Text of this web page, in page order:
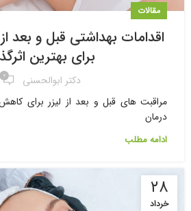
مقالات
اقدامات بهداشتی قبل و بعد
برای بهترین
دکتر ابوالحسنی ۰
مراقبت های قبل و بعد از لیزر برای
درمان
ادامه مطلب
۲۸
خرداد